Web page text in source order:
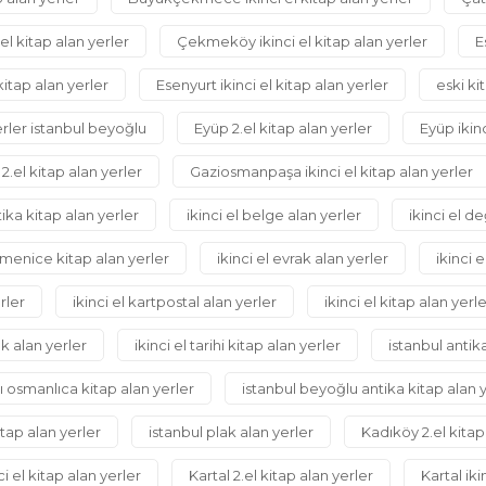
kitap alan yerler Çekmeköy ikinci el kitap alan yerler
alan yerler Esenyurt ikinci el kitap alan yerler eski
istanbul beyoğlu Eyüp 2.el kitap alan yerler Eyüp
kitap alan yerler Gaziosmanpaşa ikinci el kitap alan yerler
kitap alan yerler ikinci el belge alan yerler ikinci el
kitap alan yerler ikinci el evrak alan yerler ikinci
ikinci el kartpostal alan yerler ikinci el kitap alan
alan yerler ikinci el tarihi kitap alan yerler istanbul
osmanlıca kitap alan yerler istanbul beyoğlu antika kitap alan
alan yerler istanbul plak alan yerler Kadıköy 2.el
el kitap alan yerler Kartal 2.el kitap alan yerler Kartal